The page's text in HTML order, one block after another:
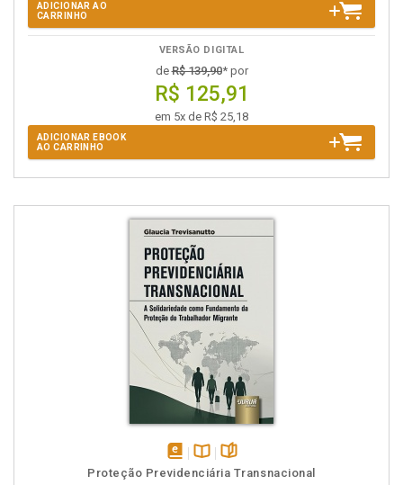
ADICIONAR AO
CARRINHO
VERSÃO DIGITAL
deR$ 139,90* por
R$ 125,91
em 5x de R$ 25,18
ADICIONAR EBOOK
AO CARRINHO
disponívelDisponível
páginas
Proteção Previdenciária Transnacional